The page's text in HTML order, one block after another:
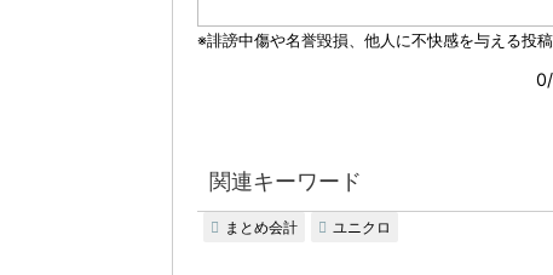
関連キーワード
まとめ会計 ユニクロ